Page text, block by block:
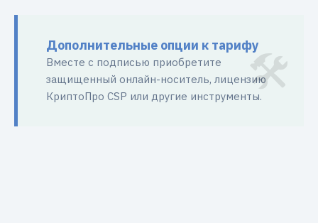
Дополнительные опции к тарифу
Вместе с подписью приобретите
защищенный онлайн-носитель, лицензию
КриптоПро CSP или другие инструменты.